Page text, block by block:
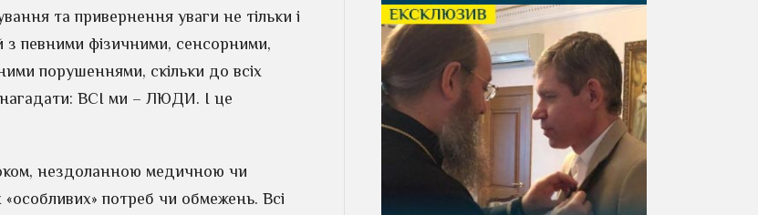
та привернення уваги не тільки і
з певними фізичними, сенсорними,
порушеннями, скільки до всіх
ВСІ ми – ЛЮДИ. І це
нездоланною медичною чи
потреб чи обмежень. Всі